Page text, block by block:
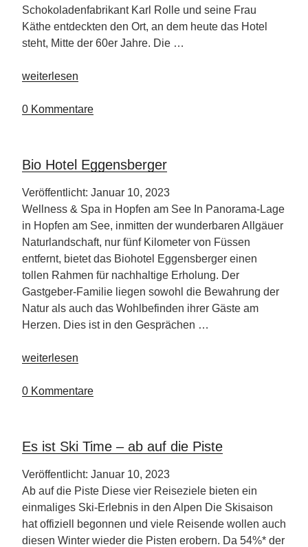
Schokoladenfabrikant Karl Rolle und seine Frau
Käthe entdeckten den Ort, an dem heute das Hotel
steht, Mitte der 60er Jahre. Die …
„OCÉANO
Spa
weiterlesen
0 Kommentare
Bio Hotel Eggensberger
Veröffentlicht: Januar 10, 2023
Wellness & Spa in Hopfen am See In Panorama-Lage
in Hopfen am See, inmitten der wunderbaren Allgäuer
Naturlandschaft, nur fünf Kilometer von Füssen
entfernt, bietet das Biohotel Eggensberger einen
tollen Rahmen für nachhaltige Erholung. Der
Gastgeber-Familie liegen sowohl die Bewahrung der
Natur als auch das Wohlbefinden ihrer Gäste am
Herzen. Dies ist in den Gesprächen …
„Bio
Eggensberger“
weiterlesen
0 Kommentare
Es ist Ski Time – ab auf die Piste
Veröffentlicht: Januar 10, 2023
Ab auf die Piste Diese vier Reiseziele bieten ein
einmaliges Ski-Erlebnis in den Alpen Die Skisaison
hat offiziell begonnen und viele Reisende wollen auch
diesen Winter wieder die Pisten erobern. Da 54%* der